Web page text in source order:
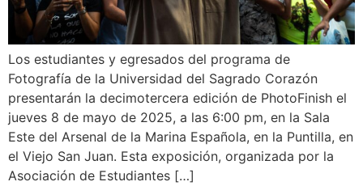
Los estudiantes y egresados del programa de
Fotografía de la Universidad del Sagrado Corazón
presentarán la decimotercera edición de PhotoFinish el
jueves 8 de mayo de 2025, a las 6:00 pm, en la Sala
Este del Arsenal de la Marina Española, en la Puntilla, en
el Viejo San Juan. Esta exposición, organizada por la
Asociación de Estudiantes […]